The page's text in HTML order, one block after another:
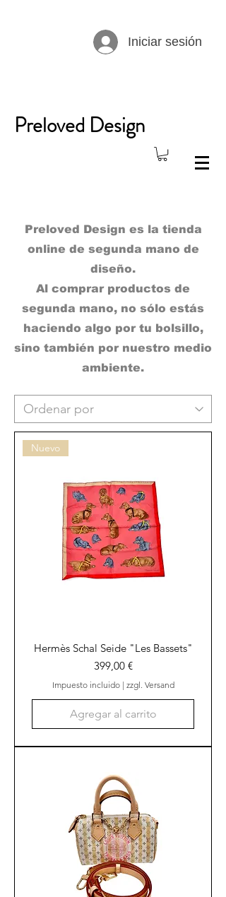
Preloved Design
Iniciar sesión
Preloved Design es la tienda
online de segunda mano de
diseño.
Al comprar productos de
segunda mano, no sólo estás
haciendo algo por tu bolsillo,
sino también por nuestro medio
ambiente.
Nuevo
Hermès Schal Seide "Les Bassets"
Precio
399,00 €
Impuesto incluido| zzgl. Versand
Agregar al carrito